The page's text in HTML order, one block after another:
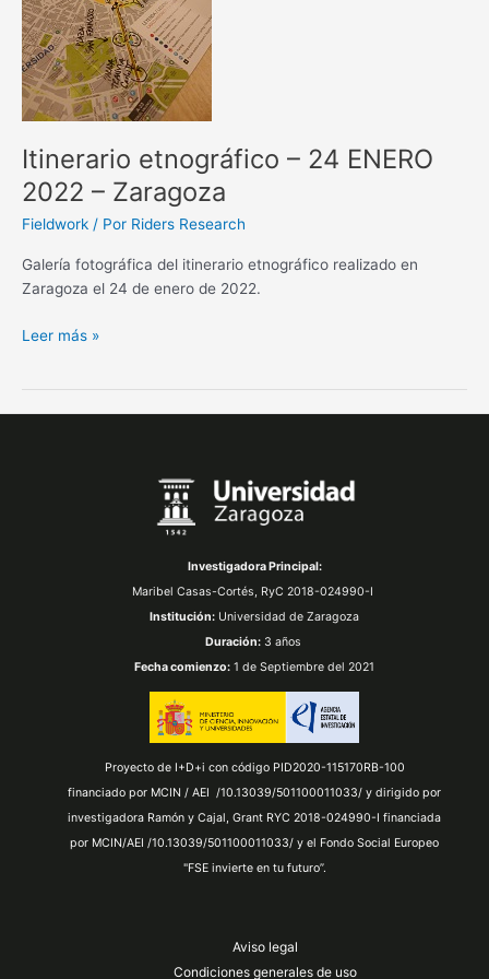
Itinerario etnográfico – 24 ENERO
2022 – Zaragoza
Fieldwork / Por Riders Research
Galería fotográfica del itinerario etnográfico realizado en
Zaragoza el 24 de enero de 2022.
–
Zaragoza
Leer más »
Investigadora Principal:
Maribel Casas-Cortés, RyC 2018-024990-I
Institución: Universidad de Zaragoza
Duración:3 años
Fecha comienzo: 1 de Septiembre del 2021
Proyecto de I+D+i con código PID2020-115170RB-100
financiado por MCIN / AEI /10.13039/501100011033/ y dirigido por
investigadora Ramón y Cajal, Grant RYC 2018-024990-I financiada
por MCIN/AEI /10.13039/501100011033/ y el Fondo Social Europeo
"FSE invierte en tu futuro”.
Aviso legal
Condiciones generales de uso